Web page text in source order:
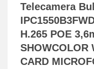
Telecamera
H.265 POE
SHOWCOLOR
CARD